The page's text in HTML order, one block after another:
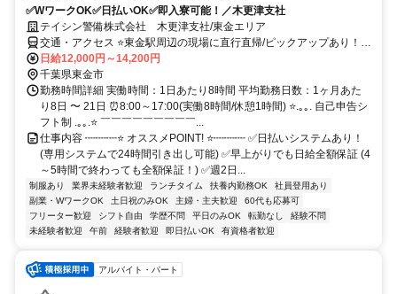
✅WワークOK✅日払いOK✅即入寮可能！／木更津支社
テイシン警備株式会社 木更津支社/東金エリア
交通・アクセス ⭐東金駅周辺の現場に直行直帰/ピックアップあり！移
動の心配は不要です♪
日給12,000円～14,200円
千葉県東金市
勤務時間詳細 実働時間：1日あたり8時間 平均勤務日数：1ヶ月あた
り8日 〜 21日 ⏰8:00～17:00(実働8時間/休憩1時間) ⭐.｡｡. 自己申告シ
フト制 .｡｡.⭐ ￣￣￣￣￣￣￣￣￣...
仕事内容 ┉┉┉⭐ オススメPOINT! ⭐┉┉┉ ✅日払いシステムあり！
(専用システムで24時間引き出し可能) ✅早上がりでも日給全額保証 (4
～5時間で終わっても全額保証！) ✅週2日...
制服あり 業界未経験者歓迎 ランチタイム 扶養内勤務OK
社員登用あり
副業・WワークOK
土日祝のみOK 主婦・主夫歓迎
60代も応募可
フリーター歓迎
シフト自由 学歴不問 平日のみOK 転勤なし
経験不問
未経験者歓迎
午前 経験者歓迎 即日払いOK 有資格者歓迎
アルバイト・パート